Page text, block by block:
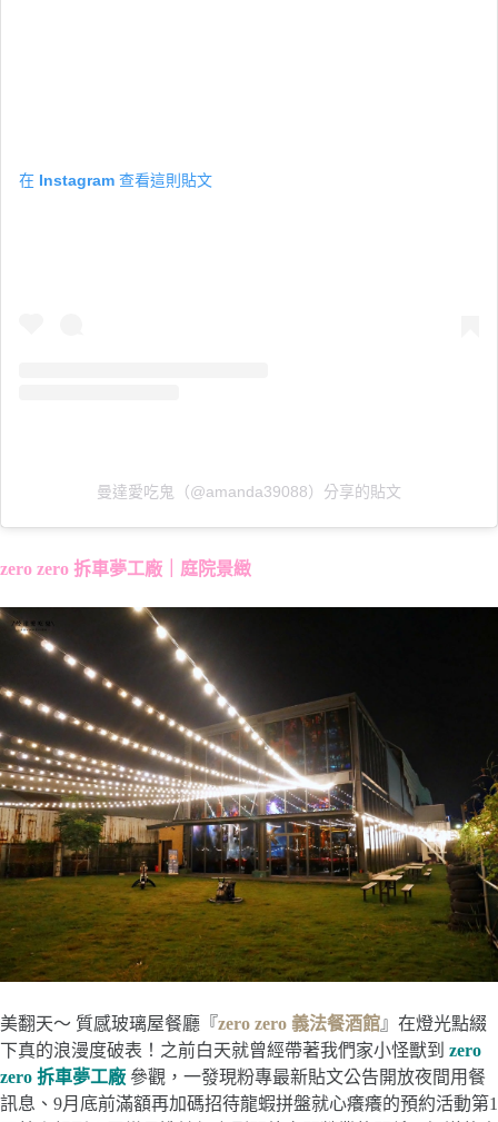
在 Instagram 查看這則貼文
曼達愛吃鬼（@amanda39088）分享的貼文
zero zero 拆車夢工廠｜庭院景緻
美翻天～ 質感玻璃屋餐廳『zero zero 義法餐酒館』在燈光點綴
下真的浪漫度破表！之前白天就曾經帶著我們家小怪獸到 zero
zero 拆車夢工廠 參觀，一發現粉專最新貼文公告開放夜間用餐
訊息、9月底前滿額再加碼招待龍蝦拼盤就心癢癢的預約活動第1